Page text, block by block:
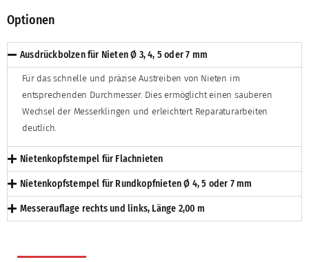
Optionen
Ausdrückbolzen für Nieten Ø 3, 4, 5 oder 7 mm
Für das schnelle und präzise Austreiben von Nieten im
entsprechenden Durchmesser. Dies ermöglicht einen sauberen
Wechsel der Messerklingen und erleichtert Reparaturarbeiten
deutlich.
Nietenkopfstempel für Flachnieten
Nietenkopfstempel für Rundkopfnieten Ø 4, 5 oder 7 mm
Messerauflage rechts und links, Länge 2,00 m